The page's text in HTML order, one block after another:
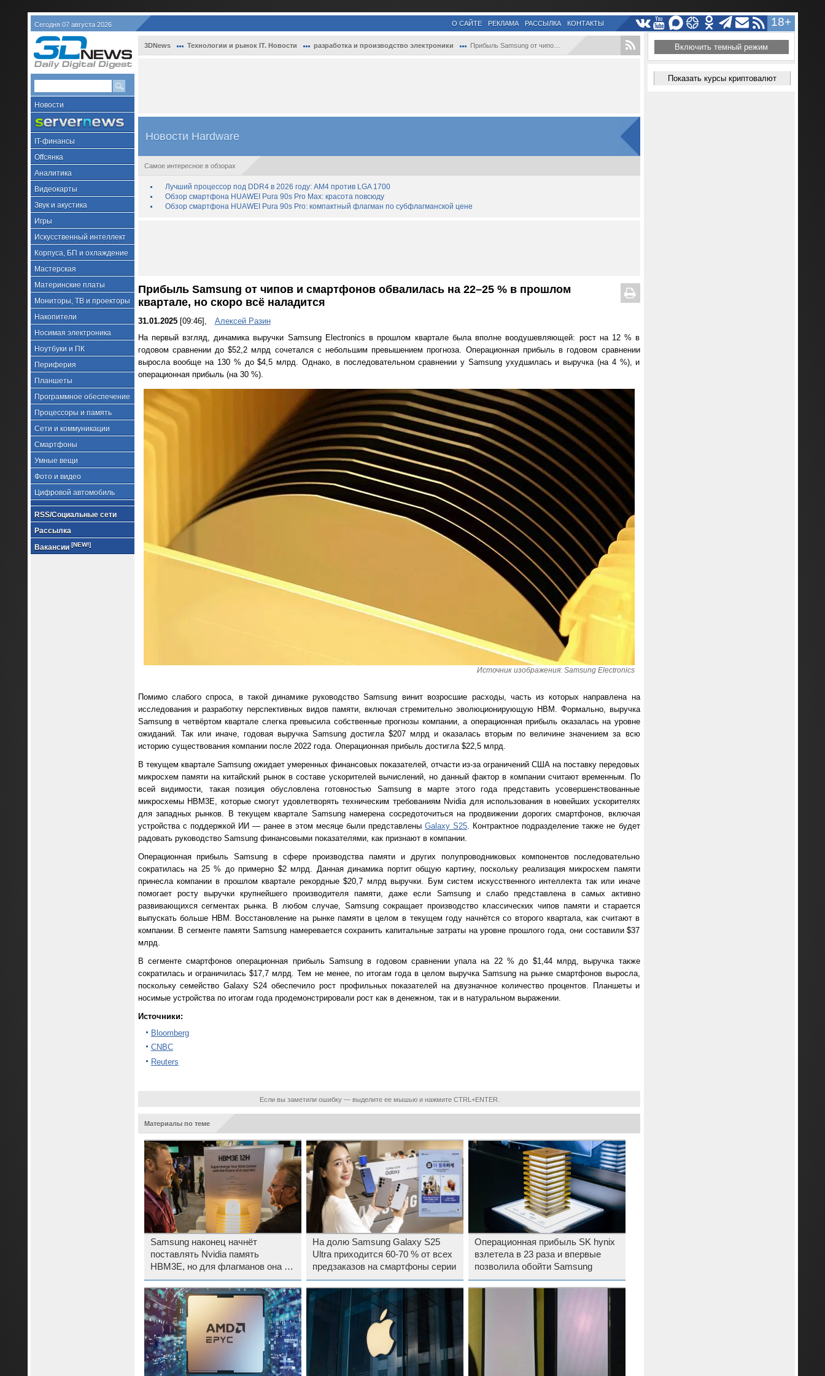
Сегодня 07 августа 2026 18+
О САЙТЕ РЕКЛАМА РАССЫЛКА КОНТАКТЫ
Новости
IT-финансы
Offсянка
Аналитика
Видеокарты
Звук и акустика
Игры
Искусственный интеллект
Корпуса, БП и охлаждение
Мастерская
Материнские платы
Мониторы, ТВ и проекторы
Накопители
Носимая электроника
Ноутбуки и ПК
Периферия
Планшеты
Программное обеспечение
Процессоры и память
Сети и коммуникации
Смартфоны
Умные вещи
Фото и видео
Цифровой автомобиль
RSS/Социальные сети
Рассылка
Вакансии [NEW!]
3DNews Технологии и рынок IT. Новости разработка и производство электроники Прибыль Samsung от чипов и смартфонов об...
Новости Hardware
Самое интересное в обзорах
Лучший процессор под DDR4 в 2026 году: AM4 против LGA 1700
Обзор смартфона HUAWEI Pura 90s Pro Max: красота повсюду
Обзор смартфона HUAWEI Pura 90s Pro: компактный флагман по субфлагманской цене
Прибыль Samsung от чипов и смартфонов обвалилась на 22–25 % в прошлом
квартале, но скоро всё наладится
31.01.2025[09:46],
Алексей Разин
На первый взгляд, динамика выручки Samsung Electronics в прошлом квартале была вполне воодушевляющей: рост на 12 % в
годовом сравнении до $52,2 млрд сочетался с небольшим превышением прогноза. Операционная прибыль в годовом сравнении
выросла вообще на 130 % до $4,5 млрд. Однако, в последовательном сравнении у Samsung ухудшилась и выручка (на 4 %), и
операционная прибыль (на 30 %).
Источник изображения: Samsung Electronics
Помимо слабого спроса, в такой динамике руководство Samsung винит возросшие расходы, часть из которых направлена на
исследования и разработку перспективных видов памяти, включая стремительно эволюционирующую HBM. Формально, выручка
Samsung в четвёртом квартале слегка превысила собственные прогнозы компании, а операционная прибыль оказалась на уровне
ожиданий. Так или иначе, годовая выручка Samsung достигла $207 млрд и оказалась вторым по величине значением за всю
историю существования компании после 2022 года. Операционная прибыль достигла $22,5 млрд.
В текущем квартале Samsung ожидает умеренных финансовых показателей, отчасти из-за ограничений США на поставку передовых
микросхем памяти на китайский рынок в составе ускорителей вычислений, но данный фактор в компании считают временным. По
всей видимости, такая позиция обусловлена готовностью Samsung в марте этого года представить усовершенствованные
микросхемы HBM3E, которые смогут удовлетворять техническим требованиям Nvidia для использования в новейших ускорителях
для западных рынков. В текущем квартале Samsung намерена сосредоточиться на продвижении дорогих смартфонов, включая
устройства с поддержкой ИИ — ранее в этом месяце были представленыGalaxy S25. Контрактное подразделение также не будет
радовать руководство Samsung финансовыми показателями, как признают в компании.
Операционная прибыль Samsung в сфере производства памяти и других полупроводниковых компонентов последовательно
сократилась на 25 % до примерно $2 млрд. Данная динамика портит общую картину, поскольку реализация микросхем памяти
принесла компании в прошлом квартале рекордные $20,7 млрд выручки. Бум систем искусственного интеллекта так или иначе
помогает росту выручки крупнейшего производителя памяти, даже если Samsung и слабо представлена в самых активно
развивающихся сегментах рынка. В любом случае, Samsung сокращает производство классических чипов памяти и старается
выпускать больше HBM. Восстановление на рынке памяти в целом в текущем году начнётся со второго квартала, как считают в
компании. В сегменте памяти Samsung намеревается сохранить капитальные затраты на уровне прошлого года, они составили $37
млрд.
В сегменте смартфонов операционная прибыль Samsung в годовом сравнении упала на 22 % до $1,44 млрд, выручка также
сократилась и ограничилась $17,7 млрд. Тем не менее, по итогам года в целом выручка Samsung на рынке смартфонов выросла,
поскольку семейство Galaxy S24 обеспечило рост профильных показателей на двузначное количество процентов. Планшеты и
носимые устройства по итогам года продемонстрировали рост как в денежном, так и в натуральном выражении.
Источники:
Bloomberg
CNBC
Reuters
Если вы заметили ошибку — выделите ее мышью и нажмите CTRL+ENTER.
Материалы по теме
Samsung наконец начнёт
поставлять Nvidia память
HBM3E, но для флагманов она не
подойдёт
На долю Samsung Galaxy S25
Ultra приходится 60-70 % от всех
предзаказов на смартфоны серии
Операционная прибыль SK hynix
взлетела в 23 раза и впервые
позволила обойти Samsung
Включить темный режим
Показать курсы криптовалют